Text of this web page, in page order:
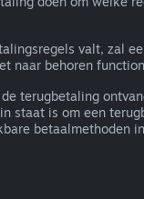
valt, zal
naar behoren
terugbetaling
staat is om een